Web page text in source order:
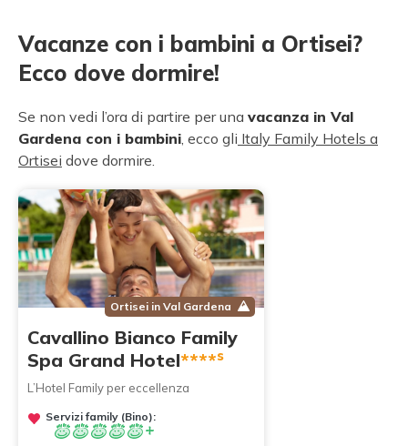
Vacanze con i bambini a Ortisei?
Ecco dove dormire!
Se non vedi l’ora di partire per una vacanza in Val
Gardena con i bambini, ecco gli Italy Family Hotels a
Ortisei dove dormire.
Ortisei in Val Gardena
Cavallino Bianco Family
Spa Grand Hotel****s
L’Hotel Family per eccellenza
Servizi family (Bino):